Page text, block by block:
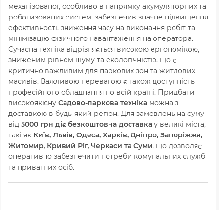
механізованої, особливо в напрямку акумуляторних та
роботизованих систем, забезпечив значне підвищення
ефективності, зниження часу на виконання робіт та
мінімізацію фізичного навантаження на оператора.
Сучасна техніка відрізняється високою ергономікою,
зниженим рівнем шуму та екологічністю, що є
критично важливим для паркових зон та житлових
масивів. Важливою перевагою є також доступність
професійного обладнання по всій країні. Придбати
високоякісну Садово-паркова техніка можна з
доставкою в будь-який регіон. Для замовлень на суму
від 5000 грн діє безкоштовна доставка у великі міста,
такі як Київ, Львів, Одеса, Харків, Дніпро, Запоріжжя,
Житомир, Кривий Ріг, Черкаси та Суми, що дозволяє
оперативно забезпечити потреби комунальних служб
та приватних осіб.